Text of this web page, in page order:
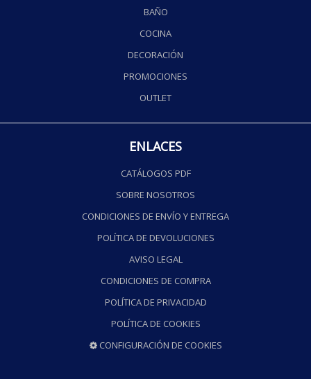
BAÑO
COCINA
DECORACIÓN
PROMOCIONES
OUTLET
ENLACES
CATÁLOGOS PDF
SOBRE NOSOTROS
CONDICIONES DE ENVÍO Y ENTREGA
POLÍTICA DE DEVOLUCIONES
AVISO LEGAL
CONDICIONES DE COMPRA
POLÍTICA DE PRIVACIDAD
POLÍTICA DE COOKIES
CONFIGURACIÓN DE COOKIES